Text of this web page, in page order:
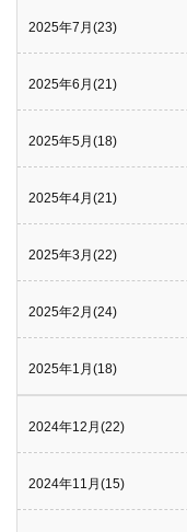
2025年7月(23)
2025年6月(21)
2025年5月(18)
2025年4月(21)
2025年3月(22)
2025年2月(24)
2025年1月(18)
2024年12月(22)
2024年11月(15)